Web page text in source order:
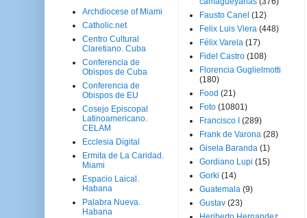
Archdiocese of Miami
Catholic.net
Centro Cultural
Claretiano. Cuba
Conferencia de
Obispos de Cuba
Conferencia de
Obispos de EU
Cosejo Episcopal
Latinoamericano.
CELAM
Ecclesia Digital
Ermita de La Caridad.
Miami
Espacio Laical.
Habana
Palabra Nueva.
Habana
Fausto Canel (12)
Felix Luis Viera (448)
Félix Varela (17)
Fidel Castro (108)
Florencia Guglielmotti
(180)
Food (21)
Foto (10801)
Francisco I
(289)
Frank de Varona (28)
Gisela Baranda (1)
Gordiano Lupi (15)
Gorki (14)
Guatemala (9)
Gustav (23)